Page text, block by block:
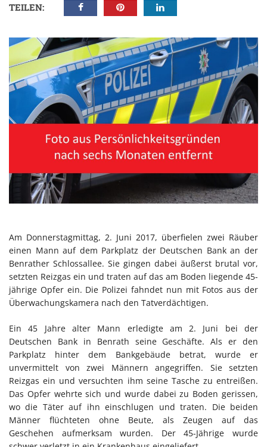
TEILEN:
Am Donnerstagmittag, 2. Juni 2017, überfielen zwei Räuber
einen Mann auf dem Parkplatz der Deutschen Bank an der
Benrather Schlossallee. Sie gingen dabei äußerst brutal vor,
setzten Reizgas ein und traten auf das am Boden liegende 45-
jährige Opfer ein. Die Polizei fahndet nun mit Fotos aus der
Überwachungskamera nach den Tatverdächtigen.
Ein 45 Jahre alter Mann erledigte am 2. Juni bei der
Deutschen Bank in Benrath seine Geschäfte. Als er den
Parkplatz hinter dem Bankgebäude betrat, wurde er
unvermittelt von zwei Männern angegriffen. Sie setzten
Reizgas ein und versuchten ihm seine Tasche zu entreißen.
Das Opfer wehrte sich und wurde dabei zu Boden gerissen,
wo die Täter auf ihn einschlugen und traten. Die beiden
Männer flüchteten ohne Beute, als Zeugen auf das
Geschehen aufmerksam wurden. Der 45-Jährige wurde